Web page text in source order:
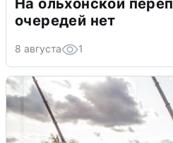
очередей нет
8 августа 1